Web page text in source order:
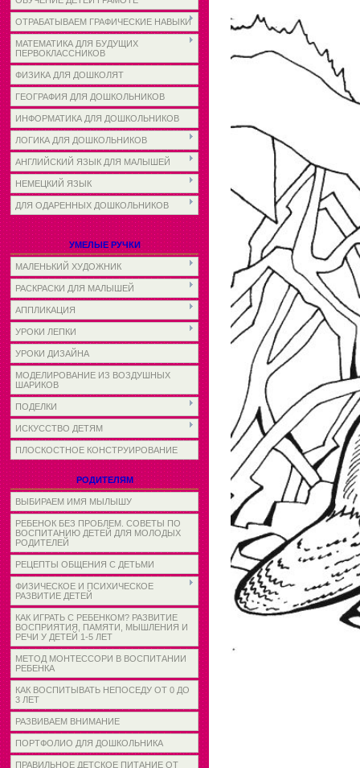
ОТРАБАТЫВАЕМ ГРАФИЧЕСКИЕ НАВЫКИ
МАТЕМАТИКА ДЛЯ БУДУЩИХ
ПЕРВОКЛАССНИКОВ
ФИЗИКА ДЛЯ ДОШКОЛЯТ
ГЕОГРАФИЯ ДЛЯ ДОШКОЛЬНИКОВ
ИНФОРМАТИКА ДЛЯ ДОШКОЛЬНИКОВ
ЛОГИКА ДЛЯ ДОШКОЛЬНИКОВ
АНГЛИЙСКИЙ ЯЗЫК ДЛЯ МАЛЫШЕЙ
НЕМЕЦКИЙ ЯЗЫК
ДЛЯ ОДАРЕННЫХ ДОШКОЛЬНИКОВ
УМЕЛЫЕ РУЧКИ
МАЛЕНЬКИЙ ХУДОЖНИК
РАСКРАСКИ ДЛЯ МАЛЫШЕЙ
АППЛИКАЦИЯ
УРОКИ ЛЕПКИ
УРОКИ ДИЗАЙНА
МОДЕЛИРОВАНИЕ ИЗ ВОЗДУШНЫХ
ШАРИКОВ
ПОДЕЛКИ
ИСКУССТВО ДЕТЯМ
ПЛОСКОСТНОЕ КОНСТРУИРОВАНИЕ
РОДИТЕЛЯМ
ВЫБИРАЕМ ИМЯ МЫЛЫШУ
РЕБЕНОК БЕЗ ПРОБЛЕМ. СОВЕТЫ ПО
ВОСПИТАНИЮ ДЕТЕЙ ДЛЯ МОЛОДЫХ
РОДИТЕЛЕЙ
РЕЦЕПТЫ ОБЩЕНИЯ С ДЕТЬМИ
ФИЗИЧЕСКОЕ И ПСИХИЧЕСКОЕ
РАЗВИТИЕ ДЕТЕЙ
КАК ИГРАТЬ С РЕБЕНКОМ? РАЗВИТИЕ
ВОСПРИЯТИЯ, ПАМЯТИ, МЫШЛЕНИЯ И
РЕЧИ У ДЕТЕЙ 1-5 ЛЕТ
МЕТОД МОНТЕССОРИ В ВОСПИТАНИИ
РЕБЕНКА
КАК ВОСПИТЫВАТЬ НЕПОСЕДУ ОТ 0 ДО
3 ЛЕТ
РАЗВИВАЕМ ВНИМАНИЕ
ПОРТФОЛИО ДЛЯ ДОШКОЛЬНИКА
ПРАВИЛЬНОЕ ДЕТСКОЕ ПИТАНИЕ ОТ